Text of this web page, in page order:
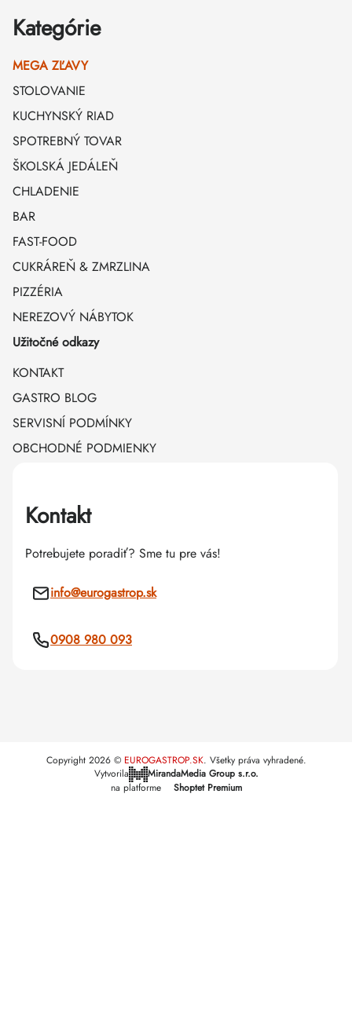
Kategórie
MEGA ZĽAVY
STOLOVANIE
KUCHYNSKÝ RIAD
SPOTREBNÝ TOVAR
ŠKOLSKÁ JEDÁLEŇ
CHLADENIE
BAR
FAST-FOOD
CUKRÁREŇ & ZMRZLINA
PIZZÉRIA
NEREZOVÝ NÁBYTOK
Užitočné odkazy
KONTAKT
GASTRO BLOG
SERVISNÍ PODMÍNKY
OBCHODNÉ PODMIENKY
Kontakt
Potrebujete poradiť? Sme tu pre vás!
info@eurogastrop.sk
0908 980 093
Vytvorila
MirandaMedia Group s.r.o.
na platforme
Shoptet Premium
Copyright 2026 EUROGASTROP.SK. Všetky práva vyhradené.